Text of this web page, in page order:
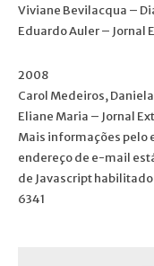
Viviane Bevilacqua –
Eduardo Auler – Jornal
2008
Carol Medeiros,
Eliane Maria – Jornal
Mais informações pelo
endereço de e-mail
de Javascript
6341